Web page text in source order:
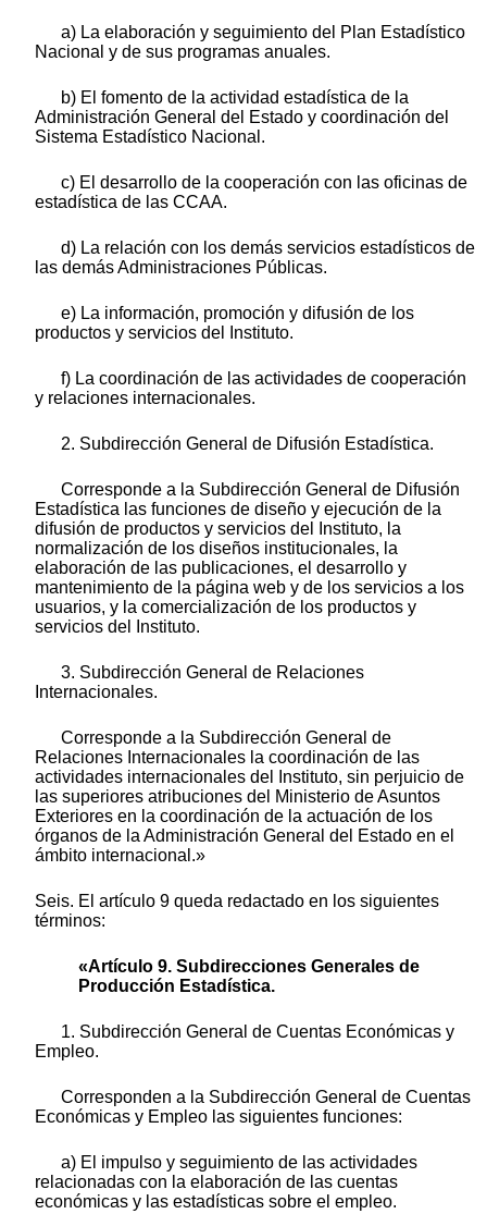
a) La elaboración y seguimiento del Plan Estadístico
Nacional y de sus programas anuales.
b) El fomento de la actividad estadística de la
Administración General del Estado y coordinación del
Sistema Estadístico Nacional.
c) El desarrollo de la cooperación con las oficinas de
estadística de las CCAA.
d) La relación con los demás servicios estadísticos de
las demás Administraciones Públicas.
e) La información, promoción y difusión de los
productos y servicios del Instituto.
f) La coordinación de las actividades de cooperación
y relaciones internacionales.
2. Subdirección General de Difusión Estadística.
Corresponde a la Subdirección General de Difusión
Estadística las funciones de diseño y ejecución de la
difusión de productos y servicios del Instituto, la
normalización de los diseños institucionales, la
elaboración de las publicaciones, el desarrollo y
mantenimiento de la página web y de los servicios a los
usuarios, y la comercialización de los productos y
servicios del Instituto.
3. Subdirección General de Relaciones
Internacionales.
Corresponde a la Subdirección General de
Relaciones Internacionales la coordinación de las
actividades internacionales del Instituto, sin perjuicio de
las superiores atribuciones del Ministerio de Asuntos
Exteriores en la coordinación de la actuación de los
órganos de la Administración General del Estado en el
ámbito internacional.»
Seis. El artículo 9 queda redactado en los siguientes
términos:
«Artículo 9. Subdirecciones Generales de
Producción Estadística.
1. Subdirección General de Cuentas Económicas y
Empleo.
Corresponden a la Subdirección General de Cuentas
Económicas y Empleo las siguientes funciones:
a) El impulso y seguimiento de las actividades
relacionadas con la elaboración de las cuentas
económicas y las estadísticas sobre el empleo.